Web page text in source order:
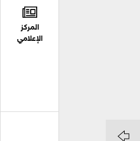
المركز
الإعلامي